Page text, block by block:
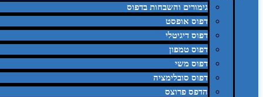
גימורים והשבחות בדפוס
דפוס אופסט
דפוס דיגיטלי
דפוס טמפון
דפוס משי
דפוס סובלימציה
הדפס פרוצס